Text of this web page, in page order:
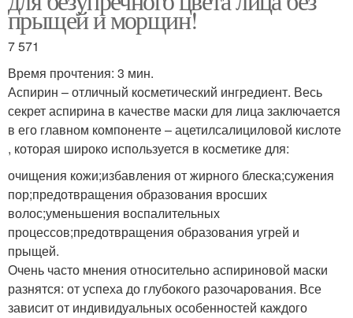
прыщей и морщин!
7 571
Время прочтения: 3 мин.
Аспирин – отличный косметический ингредиент. Весь
секрет аспирина в качестве маски для лица заключается
в его главном компоненте – ацетилсалициловой кислоте
, которая широко используется в косметике для:
очищения кожи;избавления от жирного блеска;сужения
пор;предотвращения образования вросших
волос;уменьшения воспалительных
процессов;предотвращения образования угрей и
прыщей.
Очень часто мнения относительно аспириновой маски
разнятся: от успеха до глубокого разочарования. Все
зависит от индивидуальных особенностей каждого